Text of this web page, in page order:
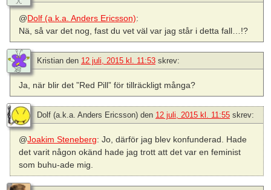
@Dolf (a.k.a. Anders Ericsson):
Nä, så var det nog, fast du vet väl var jag står i detta fall…!?
Kristian den 12 juli, 2015 kl. 11:53 skrev:
Ja, när blir det ”Red Pill” för tillräckligt många?
Dolf (a.k.a. Anders Ericsson) den 12 juli, 2015 kl. 11:55 skrev:
@Joakim Steneberg: Jo, därför jag blev konfunderad. Hade
det varit någon okänd hade jag trott att det var en feminist
som buhu-ade mig.